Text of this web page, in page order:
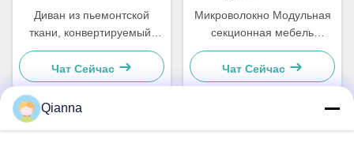
Диван из пьемонтской
ткани, конвертируемый,
кровать, серое белье,
легкое
Чат Сейчас
Микроволокно Модульная
секционная мебель
Умываемый диван Для
небольших помещений
Чат Сейчас
Qianna